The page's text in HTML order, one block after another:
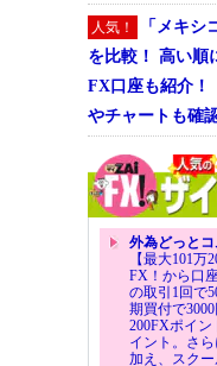
人気！
「メキシ
を比較！ 高い順
FX口座も紹介！
やチャートも確
外為どっとコ
【最大101
FX！から口
の取引1回で
期買付で
200FXポイン
イント。さ
加え、スク